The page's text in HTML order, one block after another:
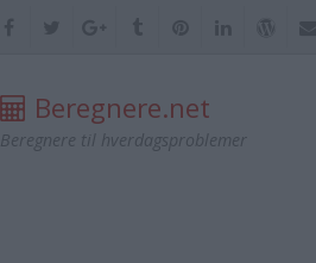
Beregnere.net
Beregnere til hverdagsproblemer